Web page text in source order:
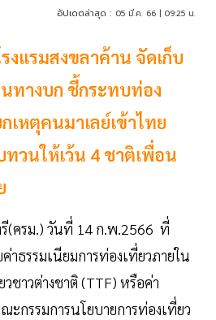
อัปเดตล่าสุด : 05 มี.ค. 66 | 09:25 น.
งแรมสงขลาค้าน จัดเก็บ
ทางบก ชี้กระทบท่อง
เหตุคนมาเลย์เข้าไทย
วนให้เว้น 4 ชาติเพื่อน
(ครม.) วันที่ 14 ก.พ.2566 ที่
ธรรมเนียมการท่องเที่ยวภายใน
ชาวต่างชาติ (TTF) หรือค่า
กรรมการนโยบายการท่องเที่ยว